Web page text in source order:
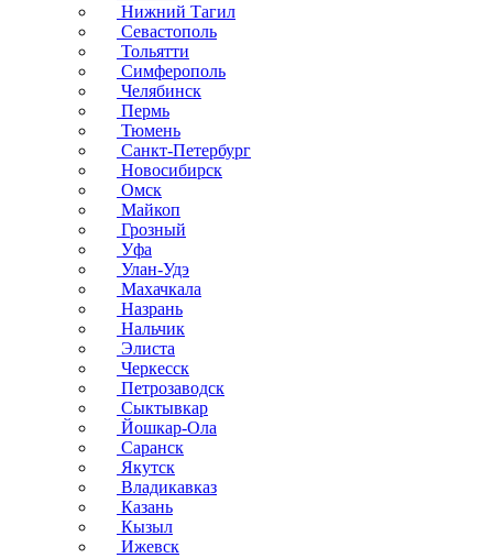
Нижний Тагил
Севастополь
Тольятти
Симферополь
Челябинск
Пермь
Тюмень
Санкт-Петербург
Новосибирск
Омск
Майкоп
Грозный
Уфа
Улан-Удэ
Махачкала
Назрань
Нальчик
Элиста
Черкесск
Петрозаводск
Сыктывкар
Йошкар-Ола
Саранск
Якутск
Владикавказ
Казань
Кызыл
Ижевск